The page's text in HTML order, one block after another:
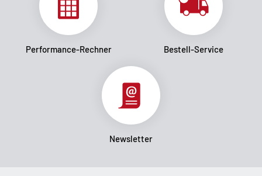
Performance-Rechner Bestell-Service
Newsletter